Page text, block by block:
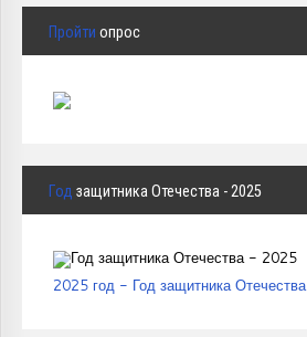
Пройти опрос
Год защитника Отечества - 2025
2025 год - Год защитника Отечества